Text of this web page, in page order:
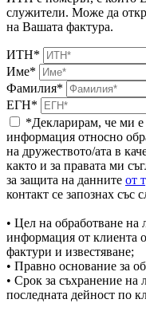
служители. Може да
на Вашата фактура.
ИТН*
Име*
Фамилия*
ЕГН*
*Декларирам, че ми е
информация относно
на дружеството/ата в
както и за правата ми
за защита на данните от
контакт се запознах със
• Цел на обработване
информация от клиента
фактури и известяване;
• Правно основание за
• Срок за съхранение
последната дейност по